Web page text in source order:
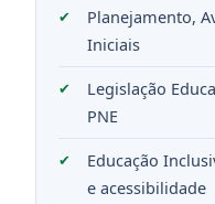
Planejamento,
Iniciais
Legislação
PNE
Educação
e acessibilidade